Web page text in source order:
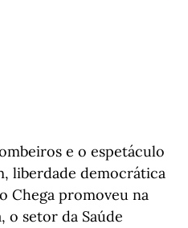
e o espetáculo
liberdade democrática
Chega promoveu na
o setor da Saúde